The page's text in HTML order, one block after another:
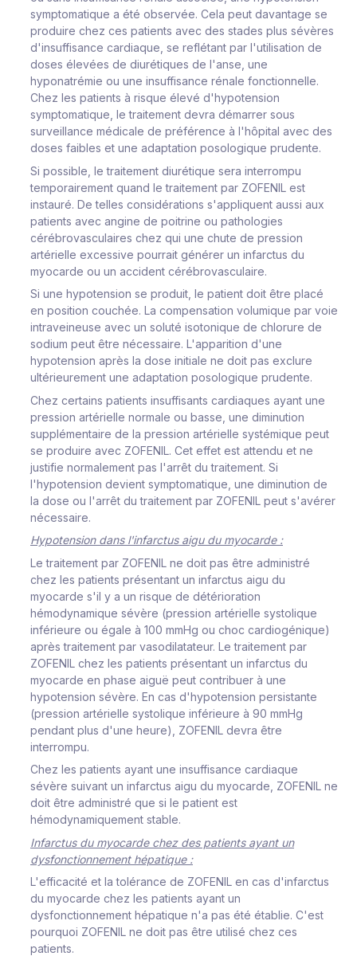
symptomatique a été observée. Cela peut davantage se
produire chez ces patients avec des stades plus sévères
d'insuffisance cardiaque, se reflétant par l'utilisation de
doses élevées de diurétiques de l'anse, une
hyponatrémie ou une insuffisance rénale fonctionnelle.
Chez les patients à risque élevé d'hypotension
symptomatique, le traitement devra démarrer sous
surveillance médicale de préférence à l'hôpital avec des
doses faibles et une adaptation posologique prudente.
Si possible, le traitement diurétique sera interrompu
temporairement quand le traitement par ZOFENIL est
instauré. De telles considérations s'appliquent aussi aux
patients avec angine de poitrine ou pathologies
cérébrovasculaires chez qui une chute de pression
artérielle excessive pourrait générer un infarctus du
myocarde ou un accident cérébrovasculaire.
Si une hypotension se produit, le patient doit être placé
en position couchée. La compensation volumique par voie
intraveineuse avec un soluté isotonique de chlorure de
sodium peut être nécessaire. L'apparition d'une
hypotension après la dose initiale ne doit pas exclure
ultérieurement une adaptation posologique prudente.
Chez certains patients insuffisants cardiaques ayant une
pression artérielle normale ou basse, une diminution
supplémentaire de la pression artérielle systémique peut
se produire avec ZOFENIL. Cet effet est attendu et ne
justifie normalement pas l'arrêt du traitement. Si
l'hypotension devient symptomatique, une diminution de
la dose ou l'arrêt du traitement par ZOFENIL peut s'avérer
nécessaire.
Hypotension dans l'infarctus aigu du myocarde :
Le traitement par ZOFENIL ne doit pas être administré
chez les patients présentant un infarctus aigu du
myocarde s'il y a un risque de détérioration
hémodynamique sévère (pression artérielle systolique
inférieure ou égale à 100 mmHg ou choc cardiogénique)
après traitement par vasodilatateur. Le traitement par
ZOFENIL chez les patients présentant un infarctus du
myocarde en phase aiguë peut contribuer à une
hypotension sévère. En cas d'hypotension persistante
(pression artérielle systolique inférieure à 90 mmHg
pendant plus d'une heure), ZOFENIL devra être
interrompu.
Chez les patients ayant une insuffisance cardiaque
sévère suivant un infarctus aigu du myocarde, ZOFENIL ne
doit être administré que si le patient est
hémodynamiquement stable.
Infarctus du myocarde chez des patients ayant un
dysfonctionnement hépatique :
L'efficacité et la tolérance de ZOFENIL en cas d'infarctus
du myocarde chez les patients ayant un
dysfonctionnement hépatique n'a pas été établie. C'est
pourquoi ZOFENIL ne doit pas être utilisé chez ces
patients.